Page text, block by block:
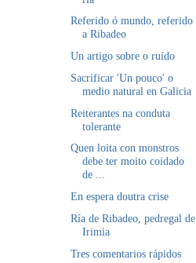
Referido ó mundo, referido
a Ribadeo
Un artigo sobre o ruído
Sacrificar 'Un pouco' o
medio natural en Galicia
Reiterantes na conduta
tolerante
Quen loita con monstros
debe ter moito coidado
de ...
En espera doutra crise
Ría de Ribadeo, pedregal de
Irimia
Tres comentarios rápidos